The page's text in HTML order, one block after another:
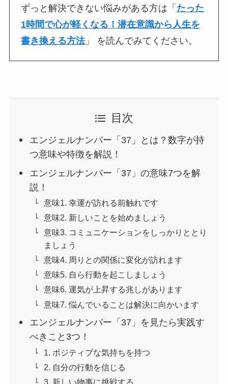
ずっと解決できない悩みがある方は「 たった
1時間で心が軽くなる！潜在意識から人生を
書き換える方法」 を読んでみてください。
目次
エンジェルナンバー「37」とは？数字が持
つ意味や特徴を解説！
エンジェルナンバー「37」の意味7つを解
説！
意味1. 幸運が訪れる前触れです
意味2. 新しいことを始めましょう
意味3. コミュニケーションをしっかりととり
ましょう
意味4. 周りとの関係に変化が訪れます
意味5. 自ら行動を起こしましょう
意味6. 運気が上昇する兆しがあります
意味7. 悩んでいることは解決に向かいます
エンジェルナンバー「37」を見たら実践す
べきこと3つ！
1. ポジティブな気持ちを持つ
2. 自分の行動を信じる
3. 新しい物事に挑戦する